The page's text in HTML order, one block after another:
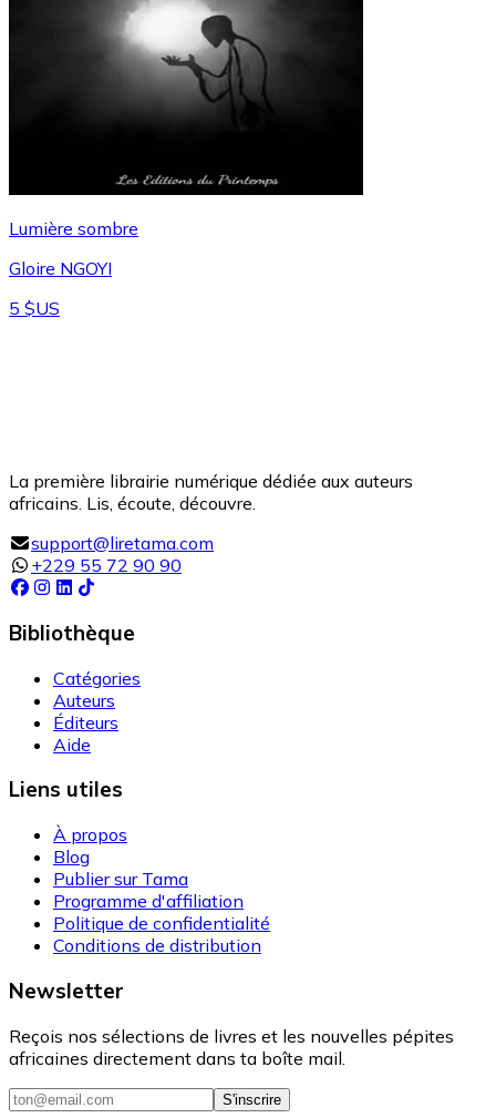
Lumière sombre
Gloire NGOYI
5 $US
La première librairie numérique dédiée aux auteurs
africains. Lis, écoute, découvre.
support@liretama.com
+229 55 72 90 90
Bibliothèque
Catégories
Auteurs
Éditeurs
Aide
Liens utiles
À propos
Blog
Publier sur Tama
Programme d'affiliation
Politique de confidentialité
Conditions de distribution
Newsletter
Reçois nos sélections de livres et les nouvelles pépites
africaines directement dans ta boîte mail.
S'inscrire